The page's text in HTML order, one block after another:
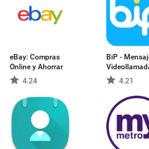
eBay: Compras
Online y Ahorrar
4.24
BiP -
4.21